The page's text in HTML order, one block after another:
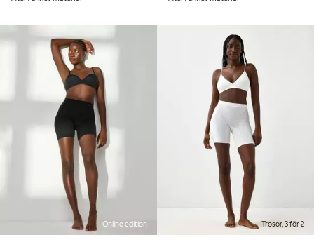
Online edition Trosor, 3 för 2